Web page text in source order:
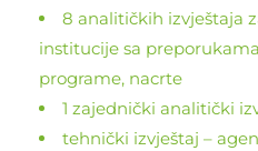
8 analitičkih izvještaja
institucije sa
programe, nacrte
1 zajednički analitički
tehnički izvještaj –